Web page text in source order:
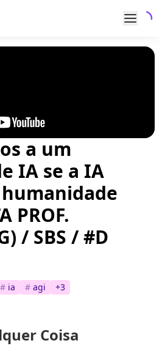
a um
IA se a IA
PROF.
/ SBS / #D
# ia # agi +3
Coisa